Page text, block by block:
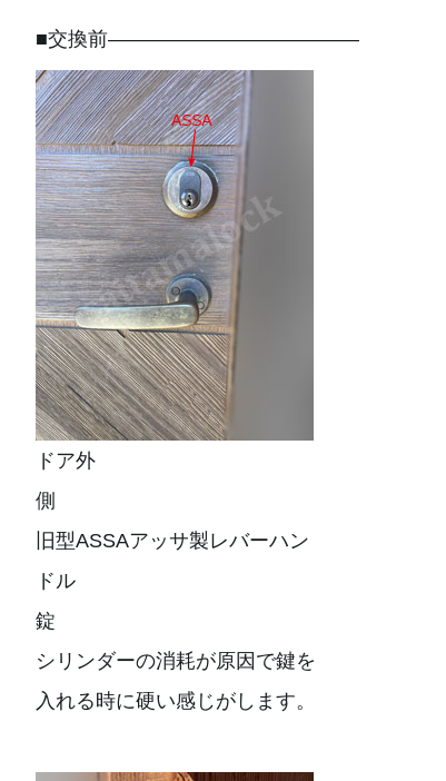
■交換前————————————–
ドア外
側
旧型ASSAアッサ製レバーハン
ドル
錠
シリンダーの消耗が原因で鍵を
入れる時に硬い感じがします。